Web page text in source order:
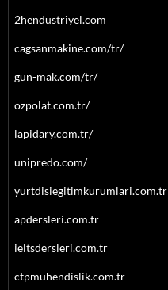
2hendustriyel.com
cagsanmakine.com/tr/
gun-mak.com/tr/
ozpolat.com.tr/
lapidary.com.tr/
unipredo.com/
yurtdisiegitimkurumlari.com.tr
apdersleri.com.tr
ieltsdersleri.com.tr
ctpmuhendislik.com.tr